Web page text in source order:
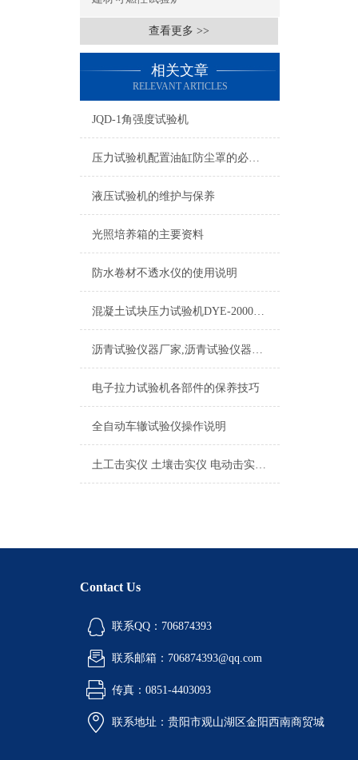
查看更多 >>
相关文章
RELEVANT ARTICLES
JQD-1角强度试验机
压力试验机配置油缸防尘罩的必要性
液压试验机的维护与保养
光照培养箱的主要资料
防水卷材不透水仪的使用说明
混凝土试块压力试验机DYE-2000型操作流程介绍
沥青试验仪器厂家,沥青试验仪器哪家好,
电子拉力试验机各部件的保养技巧
全自动车辙试验仪操作说明
土工击实仪 土壤击实仪 电动击实仪实验操作
Contact Us
联系QQ：706874393
联系邮箱：706874393@qq.com
传真：0851-4403093
联系地址：贵阳市观山湖区金阳西南商贸城